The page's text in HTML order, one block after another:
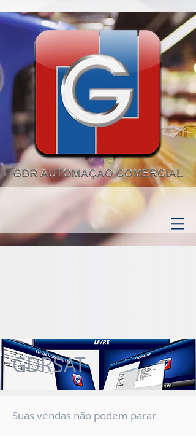
GDRSAT
Suas vendas não podem parar